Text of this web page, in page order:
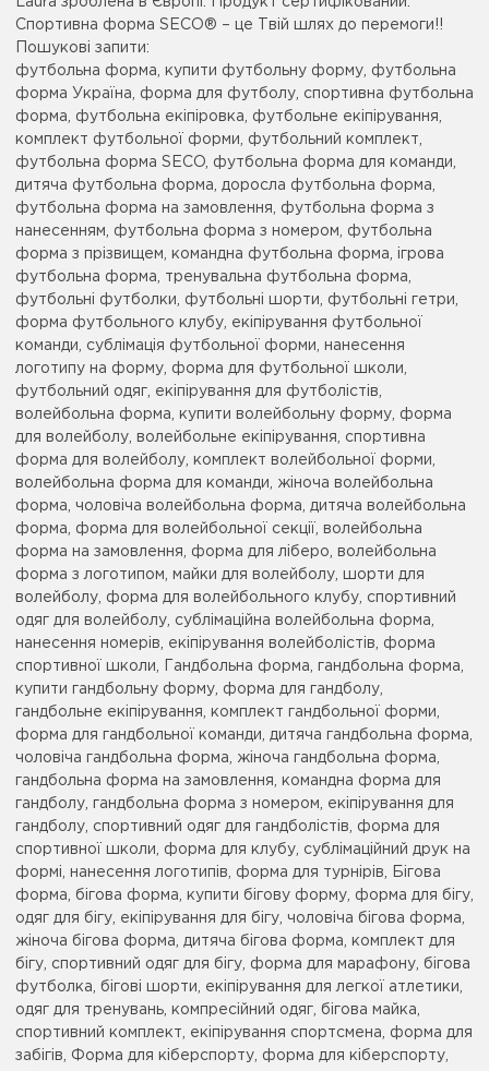
Спортивна форма SECO® – це Твій шлях до перемоги!!
Пошукові запити:
футбольна форма, купити футбольну форму, футбольна
форма Україна, форма для футболу, спортивна футбольна
форма, футбольна екіпіровка, футбольне екіпірування,
комплект футбольної форми, футбольний комплект,
футбольна форма SECO, футбольна форма для команди,
дитяча футбольна форма, доросла футбольна форма,
футбольна форма на замовлення, футбольна форма з
нанесенням, футбольна форма з номером, футбольна
форма з прізвищем, командна футбольна форма, ігрова
футбольна форма, тренувальна футбольна форма,
футбольні футболки, футбольні шорти, футбольні гетри,
форма футбольного клубу, екіпірування футбольної
команди, сублімація футбольної форми, нанесення
логотипу на форму, форма для футбольної школи,
футбольний одяг, екіпірування для футболістів,
волейбольна форма, купити волейбольну форму, форма
для волейболу, волейбольне екіпірування, спортивна
форма для волейболу, комплект волейбольної форми,
волейбольна форма для команди, жіноча волейбольна
форма, чоловіча волейбольна форма, дитяча волейбольна
форма, форма для волейбольної секції, волейбольна
форма на замовлення, форма для ліберо, волейбольна
форма з логотипом, майки для волейболу, шорти для
волейболу, форма для волейбольного клубу, спортивний
одяг для волейболу, сублімаційна волейбольна форма,
нанесення номерів, екіпірування волейболістів, форма
спортивної школи, Гандбольна форма, гандбольна форма,
купити гандбольну форму, форма для гандболу,
гандбольне екіпірування, комплект гандбольної форми,
форма для гандбольної команди, дитяча гандбольна форма,
чоловіча гандбольна форма, жіноча гандбольна форма,
гандбольна форма на замовлення, командна форма для
гандболу, гандбольна форма з номером, екіпірування для
гандболу, спортивний одяг для гандболістів, форма для
спортивної школи, форма для клубу, сублімаційний друк на
формі, нанесення логотипів, форма для турнірів, Бігова
форма, бігова форма, купити бігову форму, форма для бігу,
одяг для бігу, екіпірування для бігу, чоловіча бігова форма,
жіноча бігова форма, дитяча бігова форма, комплект для
бігу, спортивний одяг для бігу, форма для марафону, бігова
футболка, бігові шорти, екіпірування для легкої атлетики,
одяг для тренувань, компресійний одяг, бігова майка,
спортивний комплект, екіпірування спортсмена, форма для
забігів, Форма для кіберспорту, форма для кіберспорту,